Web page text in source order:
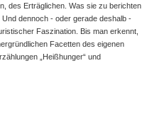
des Erträglichen. Was sie zu berichten
dennoch - oder gerade deshalb -
Faszination. Bis man erkennt,
Facetten des eigenen
„Heißhunger“ und